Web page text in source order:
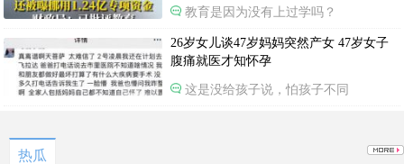
教育是因为没有上过学吗？
26岁女儿谈47岁妈妈突然产女 47岁女子
腹痛就医才知怀孕
这是没给孩子说，怕孩子不同
热瓜